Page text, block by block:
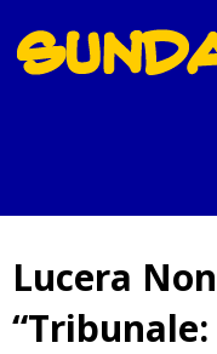
to
content
Lucera